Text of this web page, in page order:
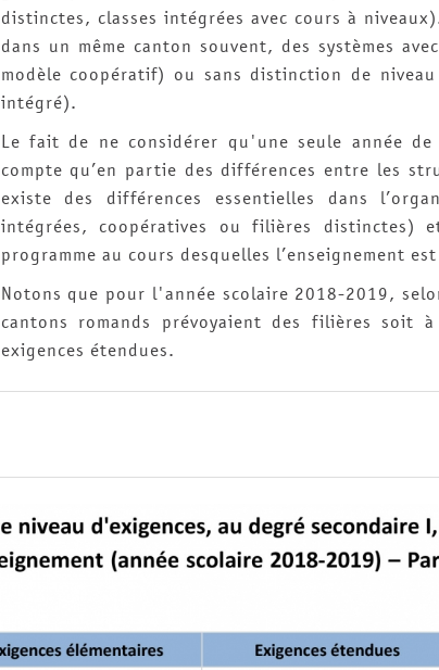
distinctes, classes intégrées avec cours à
dans un même canton souvent, des systèmes
modèle coopératif) ou sans distinction de
intégré).
Le fait de ne considérer qu'une seule année
compte qu’en partie des différences entre les
existe des différences essentielles dans
intégrées, coopératives ou filières distinctes)
programme au cours desquelles l’enseignement
Notons que pour l'année scolaire 2018-2019,
cantons romands prévoyaient des filières soit
exigences étendues.